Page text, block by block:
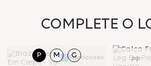
COMPLETE O
Selecionado
P M G
PP